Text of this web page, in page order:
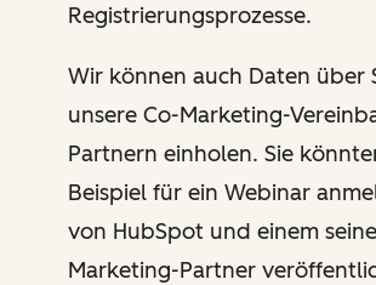
Registrierungsprozesse.
Wir können auch Daten über
unsere Co-Marketing-
Partnern einholen. Sie
Beispiel für ein Webinar
von HubSpot und einem
Marketing-Partner